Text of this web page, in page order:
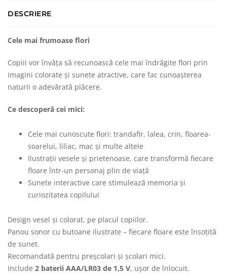
DESCRIERE
Cele mai frumoase flori
Copiii vor învăța să recunoască cele mai îndrăgite flori prin
imagini colorate și sunete atractive, care fac cunoașterea
naturii o adevărată plăcere.
Ce descoperă cei mici:
Cele mai cunoscute flori: trandafir, lalea, crin, floarea-
soarelui, liliac, mac și multe altele
Ilustrații vesele și prietenoase, care transformă fiecare
floare într-un personaj plin de viață
Sunete interactive care stimulează memoria și
curiozitatea copilului
Design vesel și colorat, pe placul copiilor.
Panou sonor cu butoane ilustrate – fiecare floare este însoțită
de sunet.
Recomandată pentru preșcolari și școlari mici.
Include 2 baterii AAA/LR03 de 1,5 V, ușor de înlocuit.